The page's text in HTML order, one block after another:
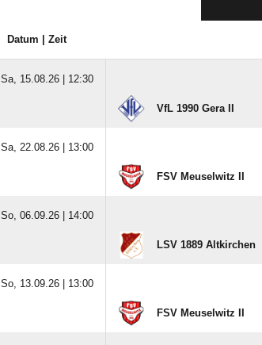
Datum | Zeit
Sa, 15.08.26 | 12:30
VfL 1990 Gera II
Sa, 22.08.26 | 13:00
FSV Meuselwitz II
So, 06.09.26 | 14:00
LSV 1889 Altkirchen
So, 13.09.26 | 13:00
FSV Meuselwitz II